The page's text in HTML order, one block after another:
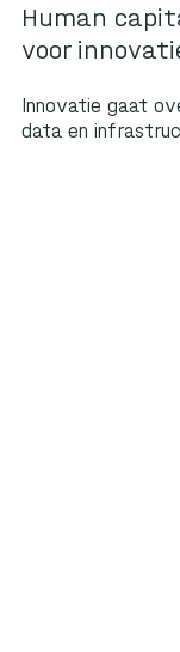
Human
voor
Innovatie gaat
data en